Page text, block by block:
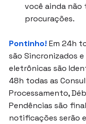
você ainda não
procurações.
Pontinho! Em 24h
são Sincronizados
eletrônicas são
48h todas as
Processamento,
Pendências são
notificações serão